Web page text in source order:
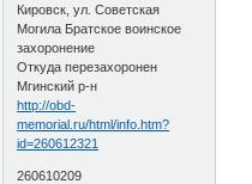
Кировск, ул. Советская
Могила Братское воинское
захоронение
Откуда перезахоронен
Мгинский р-н
http://obd-
memorial.ru/html/info.htm?
id=260612321
260610209